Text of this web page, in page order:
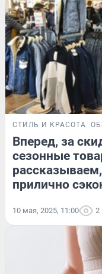
СТИЛЬ И КРАСОТА
Вперед, за
сезонные
прилично
10 мая, 2025, 11:00 2